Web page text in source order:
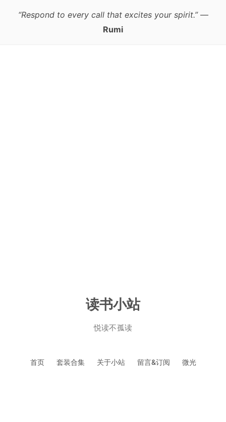
“Respond to every call that excites your spirit.”—
Rumi
读书小站
悦读不孤读
首页 套装合集 关于小站 留言&订阅 微光